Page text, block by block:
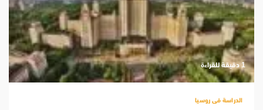
‫1 دقيقة للقراءة
الدراسة فى روسيا